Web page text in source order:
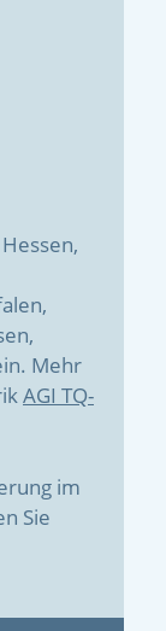
Mehr
AGI TQ-
im
Sie